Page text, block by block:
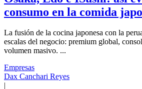
consumo en la comida
La fusión de la cocina japonesa con la
escalas del negocio: premium global,
volumen masivo. ...
Empresas
Dax Canchari Reyes